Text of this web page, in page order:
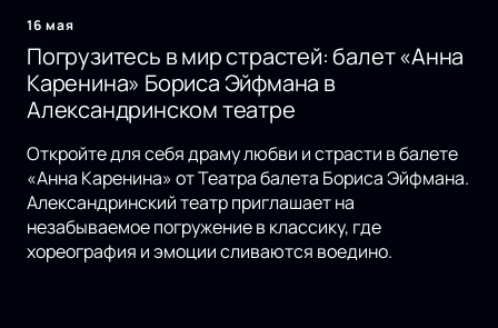
16 мая
Погрузитесь в мир страстей: балет «Анна
Каренина» Бориса Эйфмана в
Александринском театре
Откройте для себя драму любви и страсти в балете
«Анна Каренина» от Театра балета Бориса Эйфмана.
Александринский театр приглашает на
незабываемое погружение в классику, где
хореография и эмоции сливаются воедино.